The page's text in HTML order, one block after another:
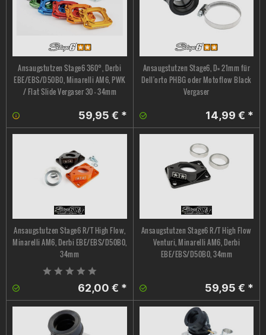
Ansaugstutzen Stage6 360°, Derbi
EBE/EBS/D50B0, Minarelli AM6, PWK
/ Flat Slide Vergaser 30 - 34mm
59,95 € *
Ansaugstutzen Stage6, D= 21mm für
Dell'orto PHBG oder Motoflow Black
Vergaser
14,99 € *
Ansaugstutzen Stage6 R/T High Flow,
Minarelli AM6, Derbi EBE/EBS/D50B0,
34mm
62,00 € *
Ansaugstutzen Stage6 R/T High Flow
Venturi, Minarelli AM6, Derbi
EBE/EBS/D50B0, 34mm
59,95 € *